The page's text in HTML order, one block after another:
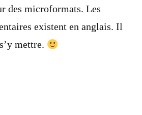
des microformats. Les
existent en anglais. Il
mettre.